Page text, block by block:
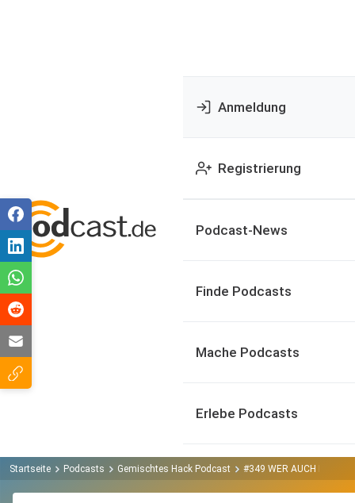
Anmeldung
Registrierung
Podcast-News
Finde Podcasts
Mache Podcasts
Erlebe Podcasts
Startseite Podcasts Gemischtes Hack Podcast #349 WER AUCH IMMER